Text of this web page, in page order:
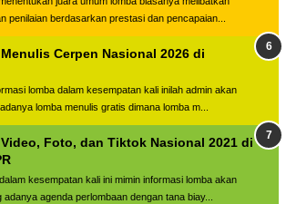
penilaian berdasarkan prestasi dan pencapaian...
Cerpen Nasional 2026 di
lomba dalam kesempatan kali inilah admin akan
lomba menulis gratis dimana lomba m...
Foto, dan Tiktok Nasional 2021 di
kesempatan kali ini mimin informasi lomba akan
agenda perlombaan dengan tana biay...